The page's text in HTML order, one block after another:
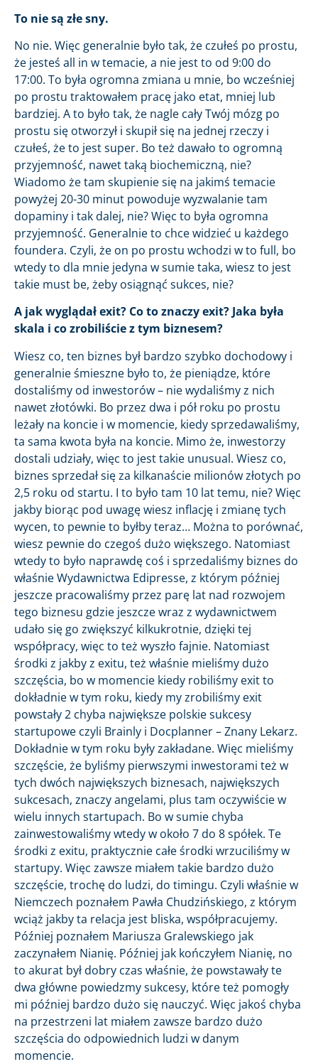
To nie są złe sny.
No nie. Więc generalnie było tak, że czułeś po prostu,
że jesteś all in w temacie, a nie jest to od 9:00 do
17:00. To była ogromna zmiana u mnie, bo wcześniej
po prostu traktowałem pracę jako etat, mniej lub
bardziej. A to było tak, że nagle cały Twój mózg po
prostu się otworzył i skupił się na jednej rzeczy i
czułeś, że to jest super. Bo też dawało to ogromną
przyjemność, nawet taką biochemiczną, nie?
Wiadomo że tam skupienie się na jakimś temacie
powyżej 20-30 minut powoduje wyzwalanie tam
dopaminy i tak dalej, nie? Więc to była ogromna
przyjemność. Generalnie to chce widzieć u każdego
foundera. Czyli, że on po prostu wchodzi w to full, bo
wtedy to dla mnie jedyna w sumie taka, wiesz to jest
takie must be, żeby osiągnąć sukces, nie?
A jak wyglądał exit? Co to znaczy exit? Jaka była
skala i co zrobiliście z tym biznesem?
Wiesz co, ten biznes był bardzo szybko dochodowy i
generalnie śmieszne było to, że pieniądze, które
dostaliśmy od inwestorów – nie wydaliśmy z nich
nawet złotówki. Bo przez dwa i pół roku po prostu
leżały na koncie i w momencie, kiedy sprzedawaliśmy,
ta sama kwota była na koncie. Mimo że, inwestorzy
dostali udziały, więc to jest takie unusual. Wiesz co,
biznes sprzedał się za kilkanaście milionów złotych po
2,5 roku od startu. I to było tam 10 lat temu, nie? Więc
jakby biorąc pod uwagę wiesz inflację i zmianę tych
wycen, to pewnie to byłby teraz… Można to porównać,
wiesz pewnie do czegoś dużo większego. Natomiast
wtedy to było naprawdę coś i sprzedaliśmy biznes do
właśnie Wydawnictwa Edipresse, z którym później
jeszcze pracowaliśmy przez parę lat nad rozwojem
tego biznesu gdzie jeszcze wraz z wydawnictwem
udało się go zwiększyć kilkukrotnie, dzięki tej
współpracy, więc to też wyszło fajnie. Natomiast
środki z jakby z exitu, też właśnie mieliśmy dużo
szczęścia, bo w momencie kiedy robiliśmy exit to
dokładnie w tym roku, kiedy my zrobiliśmy exit
powstały 2 chyba największe polskie sukcesy
startupowe czyli Brainly i Docplanner – Znany Lekarz.
Dokładnie w tym roku były zakładane. Więc mieliśmy
szczęście, że byliśmy pierwszymi inwestorami też w
tych dwóch największych biznesach, największych
sukcesach, znaczy angelami, plus tam oczywiście w
wielu innych startupach. Bo w sumie chyba
zainwestowaliśmy wtedy w około 7 do 8 spółek. Te
środki z exitu, praktycznie całe środki wrzuciliśmy w
startupy. Więc zawsze miałem takie bardzo dużo
szczęście, trochę do ludzi, do timingu. Czyli właśnie w
Niemczech poznałem Pawła Chudzińskiego, z którym
wciąż jakby ta relacja jest bliska, współpracujemy.
Później poznałem Mariusza Gralewskiego jak
zaczynałem Nianię. Później jak kończyłem Nianię, no
to akurat był dobry czas właśnie, że powstawały te
dwa główne powiedzmy sukcesy, które też pomogły
mi później bardzo dużo się nauczyć. Więc jakoś chyba
na przestrzeni lat miałem zawsze bardzo dużo
szczęścia do odpowiednich ludzi w danym
momencie.